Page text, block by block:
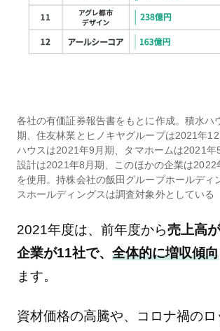
各社の有価証券報告書をもとに作成。積水ハ
期、住友林業とヒノキヤグループは2021年
ハウスは2021年9月期、タマホームは2021年
設計は2021年8月期、このほかの企業は2022
を使用。持株会社の飯田グループホールディ
スホールディングスは調査対象外としている
2021年度は、前年度から売上高
企業が11社で、 全体的に増収傾向
ます。
資材価格の高騰や、コロナ禍の